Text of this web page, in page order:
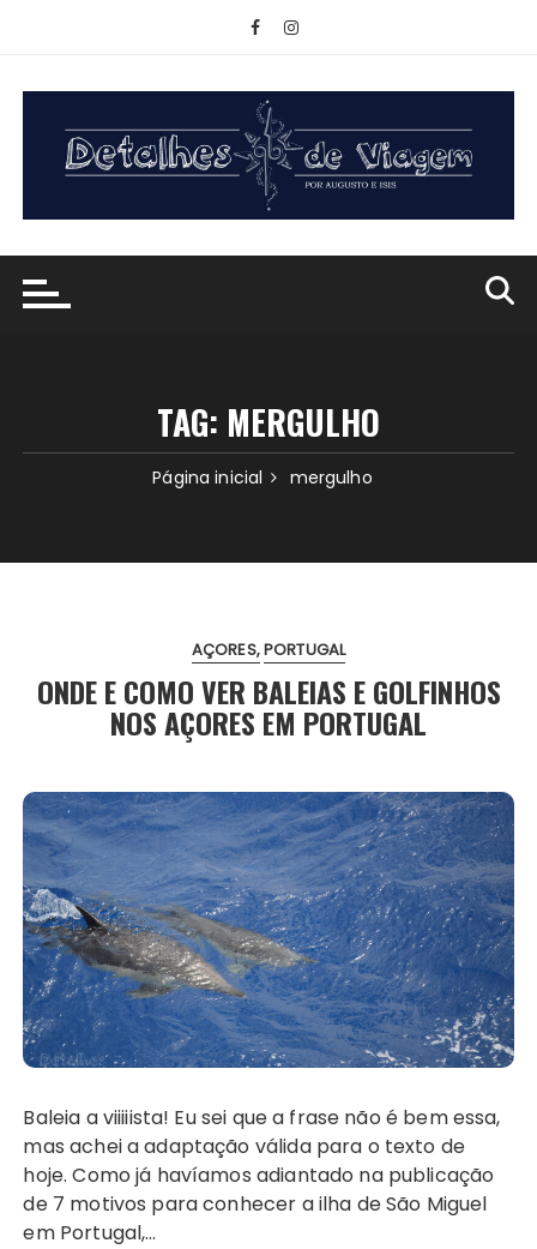
conteúdo
TAG: MERGULHO
Página inicial mergulho
AÇORES PORTUGAL
ONDE E COMO VER BALEIAS E GOLFINHOS
NOS AÇORES EM PORTUGAL
Baleia a viiiiista! Eu sei que a frase não é bem essa,
mas achei a adaptação válida para o texto de
hoje. Como já havíamos adiantado na publicação
de 7 motivos para conhecer a ilha de São Miguel
em Portugal,…